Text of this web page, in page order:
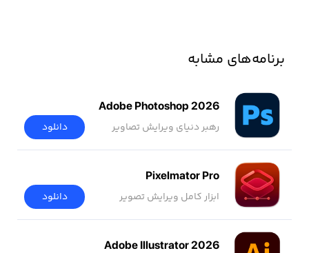
برنامه‌های مشابه
Adobe Photoshop 2026
رهبر دنیای ویرایش تصاویر دانلود
Pixelmator Pro
ابزار کامل ویرایش تصویر دانلود
Adobe Illustrator 2026